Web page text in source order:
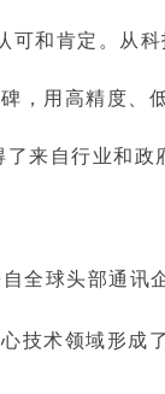
和肯定。从
，用高精度、
来自行业和
全球头部通讯
技术领域形成